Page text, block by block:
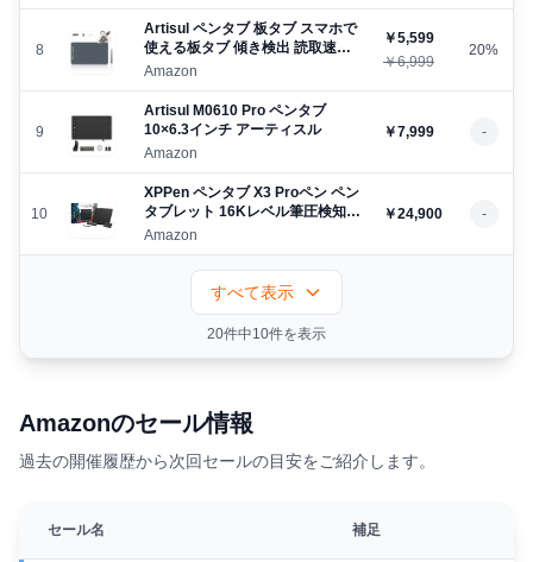
8192レベル筆圧 傾き検知機能搭
載 pcやスマホで使える 初心者や
イン授業 8.7 x 5.4インチ
KIZUNA【1年メーカー保証】
8
Artisul ペンタブ 板タブ スマホで
使える板タブ 傾き検出 読取速度
最大440PPS
ライン授業 手書き入力 ペンタブ
レット 10×6.3インチ 【Artisul
ヶ月無料延長保証）
Amazon
￥5,599
￥6,999
20%
9
Artisul M0610 Pro ペンタブ
10×6.3インチ アーティスル
Amazon
￥7,999 -
10
XPPen ペンタブ X3 Proペン ペン
タブレット 16Kレベル筆圧検知
11x7インチ 左手デバイス付き ワ
証】 お絵かきソフト付 Android
Windows macOS Linux対応 イラ
スト 動画編集 Deco Pro LW
Amazon
￥24,900 -
すべて表示
20件中10件を表示
Amazonのセール情報
過去の開催履歴から次回セールの目安をご紹介します。
セール名 補足